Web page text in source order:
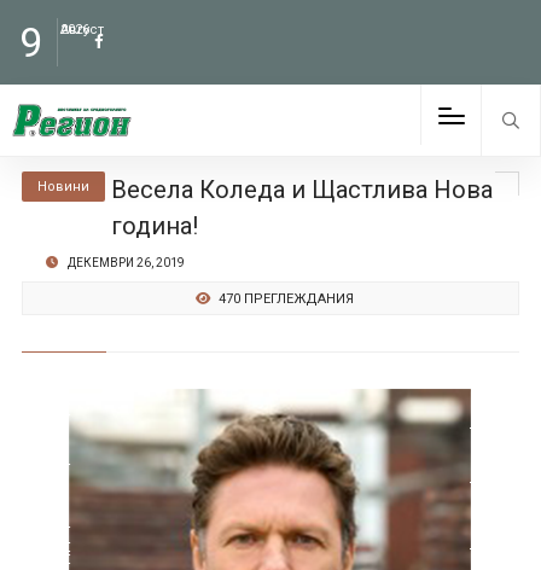
9 Август
2026
Новини
Весела Коледа и Щастлива Нова
година!
ДЕКЕМВРИ 26, 2019
470 ПРЕГЛЕЖДАНИЯ